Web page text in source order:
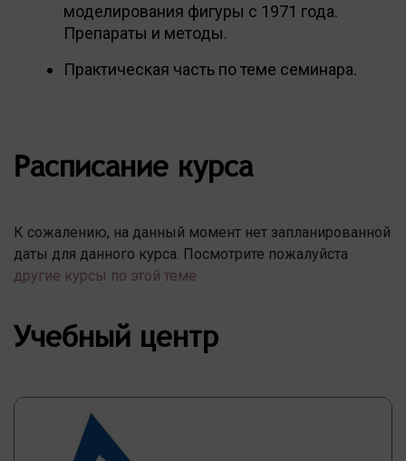
моделирования фигуры с 1971 года.
Препараты и методы.
Практическая часть по теме семинара.
Расписание курса
К сожалению, на данный момент нет запланированной
даты для данного курса. Посмотрите пожалуйста
другие курсы по этой теме
Учебный центр